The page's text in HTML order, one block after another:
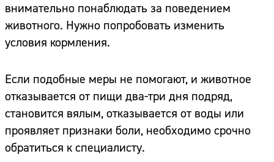
внимательно понаблюдать за поведением
животного. Нужно попробовать изменить
условия кормления.
Если подобные меры не помогают, и животное
отказывается от пищи два-три дня подряд,
становится вялым, отказывается от воды или
проявляет признаки боли, необходимо срочно
обратиться к специалисту.